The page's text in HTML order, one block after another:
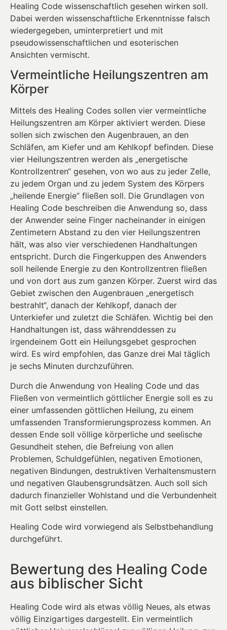
Healing Code wissenschaftlich gesehen wirken soll.
Dabei werden wissenschaftliche Erkenntnisse falsch
wiedergegeben, uminterpretiert und mit
pseudowissenschaftlichen und esoterischen
Ansichten vermischt.
Vermeintliche Heilungszentren am
Körper
Mittels des Healing Codes sollen vier vermeintliche
Heilungszentren am Körper aktiviert werden. Diese
sollen sich zwischen den Augenbrauen, an den
Schläfen, am Kiefer und am Kehlkopf befinden. Diese
vier Heilungszentren werden als „energetische
Kontrollzentren“ gesehen, von wo aus zu jeder Zelle,
zu jedem Organ und zu jedem System des Körpers
„heilende Energie“ fließen soll. Die Grundlagen von
Healing Code beschreiben die Anwendung so, dass
der Anwender seine Finger nacheinander in einigen
Zentimetern Abstand zu den vier Heilungszentren
hält, was also vier verschiedenen Handhaltungen
entspricht. Durch die Fingerkuppen des Anwenders
soll heilende Energie zu den Kontrollzentren fließen
und von dort aus zum ganzen Körper. Zuerst wird das
Gebiet zwischen den Augenbrauen „energetisch
bestrahlt“, danach der Kehlkopf, danach der
Unterkiefer und zuletzt die Schläfen. Wichtig bei den
Handhaltungen ist, dass währenddessen zu
irgendeinem Gott ein Heilungsgebet gesprochen
wird. Es wird empfohlen, das Ganze drei Mal täglich
je sechs Minuten durchzuführen.
Durch die Anwendung von Healing Code und das
Fließen von vermeintlich göttlicher Energie soll es zu
einer umfassenden göttlichen Heilung, zu einem
umfassenden Transformierungsprozess kommen. An
dessen Ende soll völlige körperliche und seelische
Gesundheit stehen, die Befreiung von allen
Problemen, Schuldgefühlen, negativen Emotionen,
negativen Bindungen, destruktiven Verhaltensmustern
und negativen Glaubensgrundsätzen. Auch soll sich
dadurch finanzieller Wohlstand und die Verbundenheit
mit Gott selbst einstellen.
Healing Code wird vorwiegend als Selbstbehandlung
durchgeführt.
Bewertung des Healing Code
aus biblischer Sicht
Healing Code wird als etwas völlig Neues, als etwas
völlig Einzigartiges dargestellt. Ein vermeintlich